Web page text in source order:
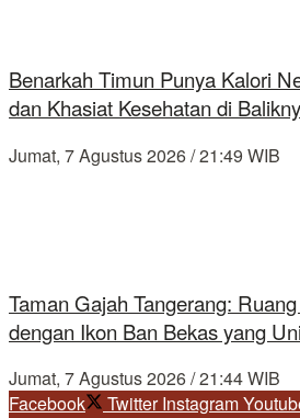
Benarkah Timun Punya Kalori
dan Khasiat Kesehatan di
Jumat, 7 Agustus 2026 / 21:49 WIB
Taman Gajah Tangerang:
dengan Ikon Ban Bekas yang
Jumat, 7 Agustus 2026 / 21:44 WIB
Facebook
Twitter Instagram